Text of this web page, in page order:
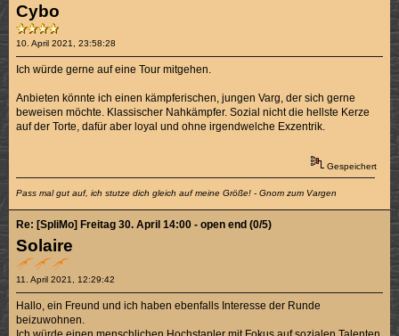
Cybo
10. April 2021, 23:58:28
Ich würde gerne auf eine Tour mitgehen.
Anbieten könnte ich einen kämpferischen, jungen Varg, der sich gerne
beweisen möchte. Klassischer Nahkämpfer. Sozial nicht die hellste Kerze
auf der Torte, dafür aber loyal und ohne irgendwelche Exzentrik.
Gespeichert
Pass mal gut auf, ich stutze dich gleich auf meine Größe! - Gnom zum Vargen
Solaire
11. April 2021, 12:29:42
Re: [SpliMo] Freitag 30. April 14:00 - open end (0/5)
Hallo, ein Freund und ich haben ebenfalls Interesse der Runde
beizuwohnen.